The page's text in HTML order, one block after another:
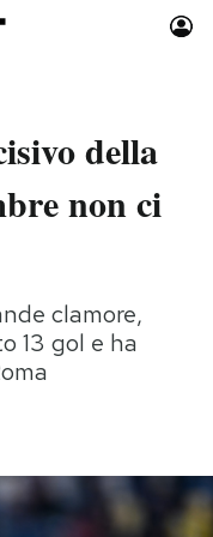
Idee
Boomer!
calcio 2026
della
non ci
clamore,
13 gol e ha